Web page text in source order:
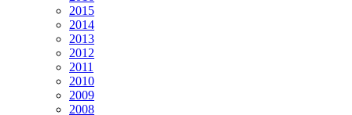
2015
2014
2013
2012
2011
2010
2009
2008